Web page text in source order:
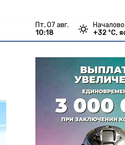
пт, 07 авг.
10:18
Началово
+32 °С,